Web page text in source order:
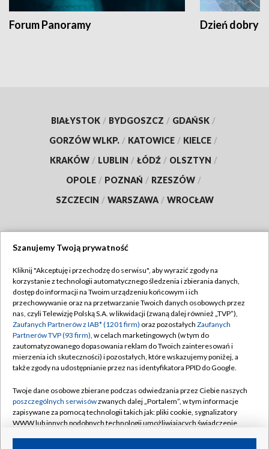
Forum Panoramy Dzień dobry
BIAŁYSTOK / BYDGOSZCZ / GDAŃSK /
GORZÓW WLKP. / KATOWICE / KIELCE /
KRAKÓW / LUBLIN / ŁÓDŹ / OLSZTYN /
OPOLE / POZNAŃ / RZESZÓW /
SZCZECIN / WARSZAWA / WROCŁAW
TVP
Abonament TVP
Emisja w TVP
Centrum informacji TVP
Naziemna Telewizja Cyfrowa
Rada Programowa
System NOS
Informacje o nadawcy
Regulamin TVP
Polityka prywatności
Moje zgody
Pomoc
Kontakt
Kanały
Szanujemy Twoją prywatność
Kliknij "Akceptuję i przechodzę do serwisu", aby wyrazić zgody na
korzystanie z technologii automatycznego śledzenia i zbierania danych,
dostęp do informacji na Twoim urządzeniu końcowym i ich
przechowywanie oraz na przetwarzanie Twoich danych osobowych przez
nas, czyli Telewizję Polską S.A. w likwidacji (zwaną dalej również „TVP”),
Zaufanych Partnerów z IAB* (1201 firm) oraz pozostałych Zaufanych
Partnerów TVP (93 firm), w celach marketingowych (w tym do
zautomatyzowanego dopasowania reklam do Twoich zainteresowań i
mierzenia ich skuteczności) i pozostałych, które wskazujemy poniżej, a
także zgody na udostępnianie przez nas identyfikatora PPID do Google.
Twoje dane osobowe zbierane podczas odwiedzania przez Ciebie naszych
poszczególnych serwisówzwanych dalej „Portalem”, w tym informacje
zapisywane za pomocą technologii takich jak: pliki cookie, sygnalizatory
WWW lub innych podobnych technologii umożliwiających świadczenie